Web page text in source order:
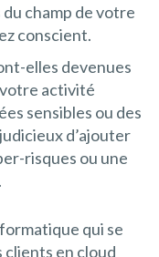
champ de votre
conscient.
elles devenues
votre activité
sensibles ou des
d’ajouter
risques ou une
qui se
clients en cloud